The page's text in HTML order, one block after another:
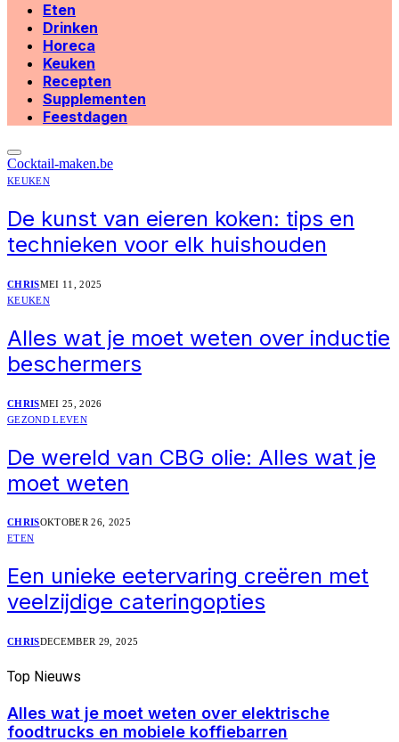
Eten
Drinken
Horeca
Keuken
Recepten
Supplementen
Feestdagen
Cocktail-maken.be
KEUKEN
De kunst van eieren koken: tips en
technieken voor elk huishouden
CHRISMEI 11, 2025
KEUKEN
Alles wat je moet weten over inductie
beschermers
CHRISMEI 25, 2026
GEZOND LEVEN
De wereld van CBG olie: Alles wat je
moet weten
CHRISOKTOBER 26, 2025
ETEN
Een unieke eetervaring creëren met
veelzijdige cateringopties
CHRISDECEMBER 29, 2025
Top Nieuws
Alles wat je moet weten over elektrische
foodtrucks en mobiele koffiebarren